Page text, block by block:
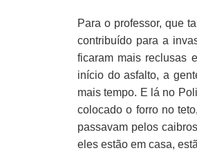
Para o professor, que
contribuído para a
ficaram mais reclusas
início do asfalto, a
mais tempo. E lá no
colocado o forro no
passavam pelos
eles estão em casa,